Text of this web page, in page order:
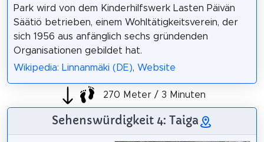
Park wird von dem Kinderhilfswerk Lasten Päivän
Säätiö betrieben, einem Wohltätigkeitsverein, der
sich 1956 aus anfänglich sechs gründenden
Organisationen gebildet hat.
Wikipedia: Linnanmäki (DE), Website
270 Meter / 3 Minuten
Sehenswürdigkeit 4: Taiga